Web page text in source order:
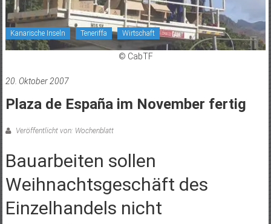
Kanarische Inseln Teneriffa Wirtschaft
© CabTF
20. Oktober 2007
Plaza de España im November fertig
Veröffentlicht von: Wochenblatt
Bauarbeiten sollen
Weihnachtsgeschäft des
Einzelhandels nicht